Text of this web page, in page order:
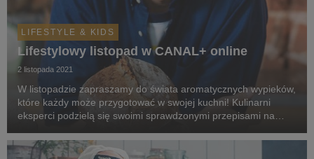
LIFESTYLE & KIDS
Lifestylowy listopad w CANAL+ online
2 listopada 2021
W listopadzie zapraszamy do świata aromatycznych wypieków,
które każdy może przygotować w swojej kuchni! Kulinarni
eksperci podzielą się swoimi sprawdzonymi przepisami na
Na widzów CANAL+ czekają również s...